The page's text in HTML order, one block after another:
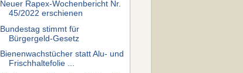
Neuer Rapex-Wochenbericht Nr.
45/2022 erschienen
Bundestag stimmt für
Bürgergeld-Gesetz
Bienenwachstücher statt Alu- und
Frischhaltefolie ...